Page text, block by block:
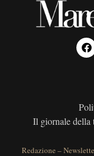
Il giornale della
Redazione –